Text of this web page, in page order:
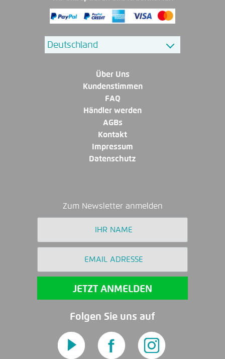
Über Uns
Kundenstimmen
FAQ
Händler werden
AGBs
Kontakt
Impressum
Datenschutz
Zum Newsletter anmelden
Folgen Sie uns auf